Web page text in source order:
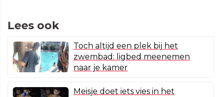
Lees ook
Toch altijd een plek bij het
zwembad: ligbed meenemen
naar je kamer
Meisje doet iets vies in het